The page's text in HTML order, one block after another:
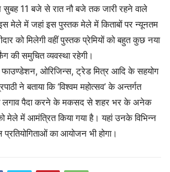
सुबह 11 बजे से रात नौ बजे तक जारी रहने वाले
मेले में जहां इस पुस्तक मेले में किताबों पर न्यूनतम
को मिलेगी वहीं पुस्तक प्रेमियों को बहुत कुछ नया
की समुचित व्यवस्था रहेगी।
ओरिजिन्स, ट्रेड मित्र आदि के सहयोग
ने बताया कि ‘विश्वम महोत्सव’ के अन्तर्गत
लगाव पैदा करने के मकसद से शहर भर के अनेक
मेले में आमंत्रित किया गया है। यहां उनके विभिन्न
प्रतियोगिताओं का आयोजन भी होगा।